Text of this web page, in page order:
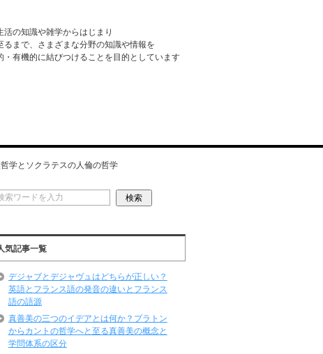
活の知識や雑学からはじまり
るまで、さまざまな分野の知識や情報を
・有機的に結びつけることを目的としています
学とソクラテスの人倫の哲学
気記事一覧
デジャブとデジャヴュはどちらが正しい？
英語とフランス語の発音の違いとフランス
語の語源
真善美の三つのイデアとは何か？プラトン
からカントの哲学へと至る真善美の概念と
学問体系の区分